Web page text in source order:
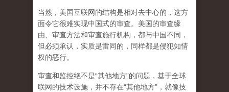
当然，美国互联网的结构是相对去中心的，这方
面令它很难实现中国式的审查。美国的审查缘
由、审查方法和审查施行机构，都与中国不同，
但必须承认， 实质是雷同的，同样都是侵犯知情
权的恶行。
审查和监控绝不是“其他地方”的问题，基于全球
联网的技术设施，并不存在“其他地方”，就像技